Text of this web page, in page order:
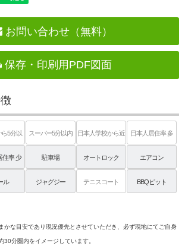
お問い合わせ（無料）
保存・印刷用PDF図面
5分以 スーパー5分以内 日本人学校から近
い
日本人居住率 多
住率 少 駐車場 オートロック エアコン
ル ジャグジー テニスコート BBQピット
かな目安であり現況優先とさせていただき、必ず現地にてご自身
30分圏内をイメージしています。